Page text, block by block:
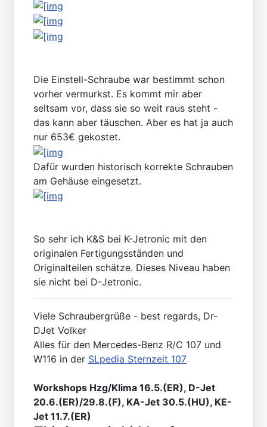
Die Einstell-Schraube war bestimmt schon
vorher vermurkst. Es kommt mir aber
seltsam vor, dass sie so weit raus steht -
das kann aber täuschen. Aber es hat ja auch
nur 653€ gekostet.
Dafür wurden historisch korrekte Schrauben
am Gehäuse eingesetzt.
So sehr ich K&S bei K-Jetronic mit den
originalen Fertigungsständen und
Originalteilen schätze. Dieses Niveau haben
sie nicht bei D-Jetronic.
Viele Schraubergrüße - best regards, Dr-
DJet Volker
Alles für den Mercedes-Benz R/C 107 und
W116 in der SLpedia Sternzeit 107
Workshops Hzg/Klima 16.5.(ER), D-Jet
20.6.(ER)/29.8.(F), KA-Jet 30.5.(HU), KE-
Jet 11.7.(ER)